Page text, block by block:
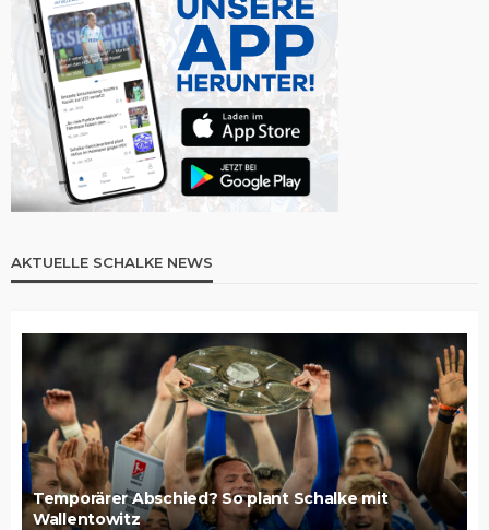
AKTUELLE SCHALKE NEWS
Temporärer Abschied? So plant Schalke mit
Wallentowitz